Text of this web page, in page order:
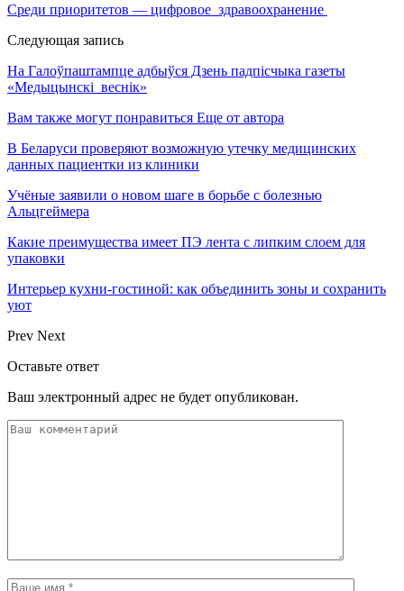
Среди приоритетов — цифровое здравоохранение
Следующая запись
На Галоўпаштампце адбыўся Дзень падпісчыка газеты
«Медыцынскі веснік»
Вам также могут понравиться Еще от автора
В Беларуси проверяют возможную утечку медицинских
данных пациентки из клиники
Учёные заявили о новом шаге в борьбе с болезнью
Альцгеймера
Какие преимущества имеет ПЭ лента с липким слоем для
упаковки
Интерьер кухни-гостиной: как объединить зоны и сохранить
уют
Prev Next
Оставьте ответ
Ваш электронный адрес не будет опубликован.